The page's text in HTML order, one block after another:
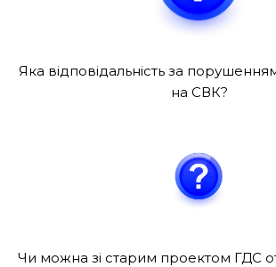
Яка відповідальність за
на СВК?
Чи можна зі старим проектом ГДС